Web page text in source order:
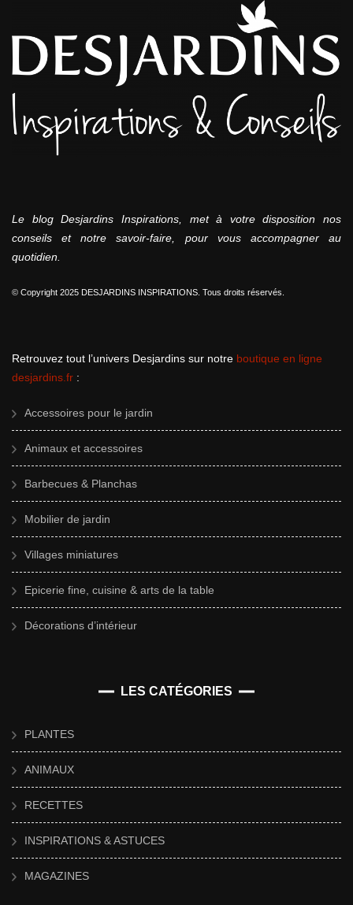
Le blog Desjardins Inspirations, met à votre disposition nos
conseils et notre savoir-faire, pour vous accompagner au
quotidien.
© Copyright 2025 DESJARDINS INSPIRATIONS. Tous droits réservés.
Retrouvez tout l’univers Desjardins sur notre boutique en ligne
desjardins.fr :
Accessoires pour le jardin
Animaux et accessoires
Barbecues & Planchas
Mobilier de jardin
Villages miniatures
Epicerie fine, cuisine & arts de la table
Décorations d’intérieur
LES CATÉGORIES
PLANTES
ANIMAUX
RECETTES
INSPIRATIONS & ASTUCES
MAGAZINES